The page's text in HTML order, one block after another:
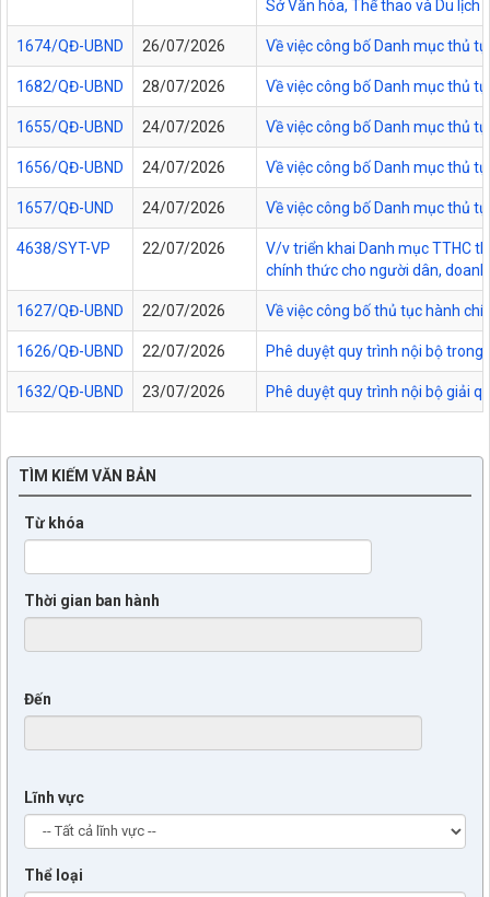
Sở Văn hóa, Thể thao và Du lịch
1674/QĐ-UBND 26/07/2026 Về việc công bố Danh mục thủ
1682/QĐ-UBND 28/07/2026 Về việc công bố Danh mục thủ
1655/QĐ-UBND 24/07/2026 Về việc công bố Danh mục thủ
1656/QĐ-UBND 24/07/2026 Về việc công bố Danh mục thủ
1657/QĐ-UND 24/07/2026 Về việc công bố Danh mục thủ
4638/SYT-VP 22/07/2026
V/v triển khai Danh mục TTHC
chính thức cho người dân,
1627/QĐ-UBND 22/07/2026 Về việc công bố thủ tục hành
1626/QĐ-UBND 22/07/2026 Phê duyệt quy trình nội bộ trong
1632/QĐ-UBND 23/07/2026 Phê duyệt quy trình nội bộ giải
TÌM KIẾM VĂN BẢN
Từ khóa
Thời gian ban hành
Đến
Lĩnh vực
Thể loại